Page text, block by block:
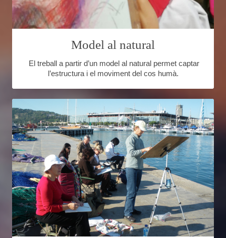
Model al natural
El treball a partir d’un model al natural permet captar
l’estructura i el moviment del cos humà.